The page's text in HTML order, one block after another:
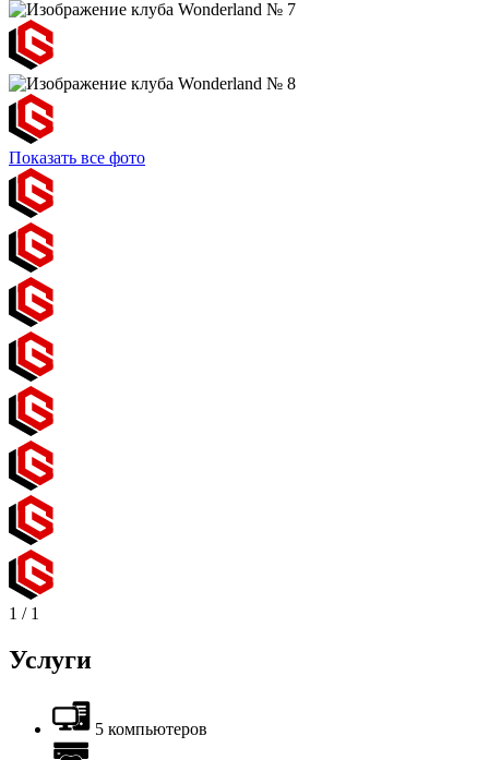
Показать все фото
1 / 1
Услуги
5 компьютеров